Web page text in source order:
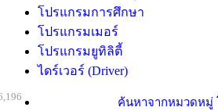
โปรแกรมการศึกษา
โปรแกรมเมอร์
โปรแกรมยูทิลิตี้
ไดร์เวอร์ (Driver)
ค้นหาจากหมวดหมู่